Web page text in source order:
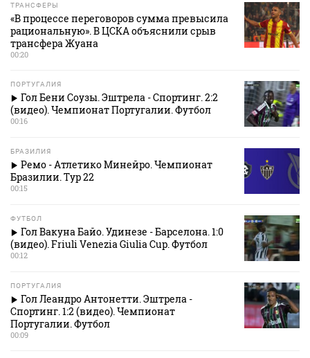
ТРАНСФЕРЫ
«В процессе переговоров сумма превысила
рациональную». В ЦСКА объяснили срыв
трансфера Жуана
00:20
ПОРТУГАЛИЯ
Гол Бени Соузы. Эштрела - Спортинг. 2:2
(видео). Чемпионат Португалии. Футбол
00:16
БРАЗИЛИЯ
Ремо - Атлетико Минейро. Чемпионат
Бразилии. Тур 22
00:15
ФУТБОЛ
Гол Вакуна Байо. Удинезе - Барселона. 1:0
(видео). Friuli Venezia Giulia Cup. Футбол
00:12
ПОРТУГАЛИЯ
Гол Леандро Антонетти. Эштрела -
Спортинг. 1:2 (видео). Чемпионат
Португалии. Футбол
00:09